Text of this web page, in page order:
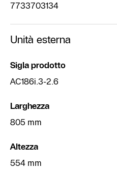
7733703134
Unità esterna
Sigla prodotto
AC186i.3-2.6
Larghezza
805 mm
Altezza
554 mm